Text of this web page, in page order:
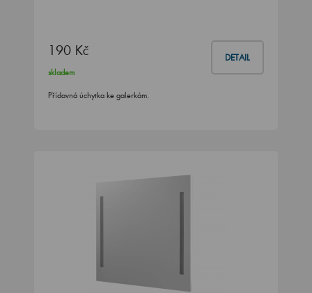
190 Kč DETAIL
skladem
Přídavná úchytka ke galerkám.